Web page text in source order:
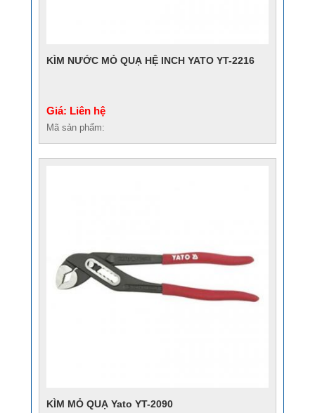
KÌM NƯỚC MỎ QUẠ HỆ INCH YATO YT-2216
Giá: Liên hệ
Mã sản phẩm:
KÌM MỎ QUẠ Yato YT-2090